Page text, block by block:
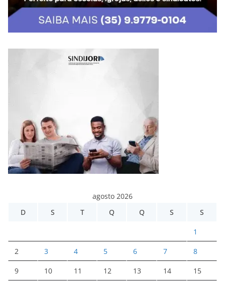
agosto 2026
D
S T Q Q S S
1
2 3 4 5 6 7 8
9 10 11 12 13 14 15